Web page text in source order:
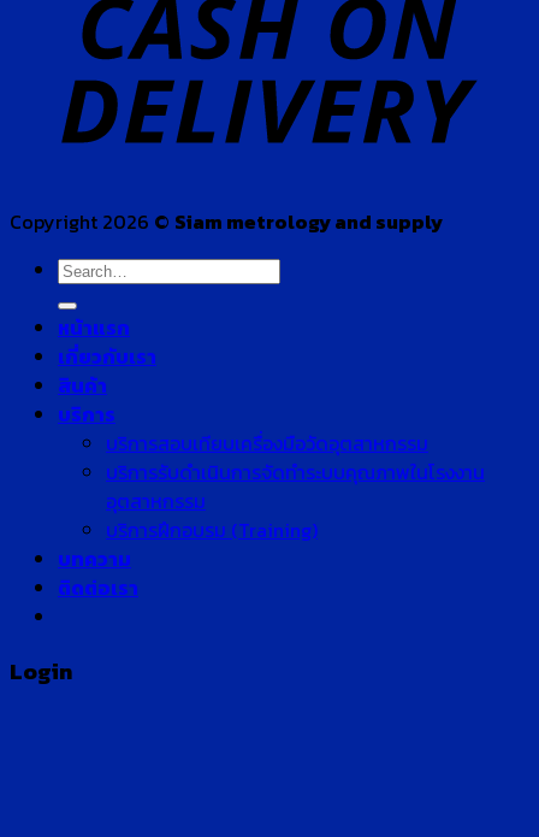
Copyright 2026 © Siam metrology and supply
Search
for:
หน้าแรก
เกี่ยวกับเรา
สินค้า
บริการ
บริการสอบเทียบเครื่องมือวัดอุตสาหกรรม
บริการรับดำเนินการจัดทำระบบคุณภาพในโรงงาน
อุตสาหกรรม
บริการฝึกอบรม (Training)
บทความ
ติดต่อเรา
Login